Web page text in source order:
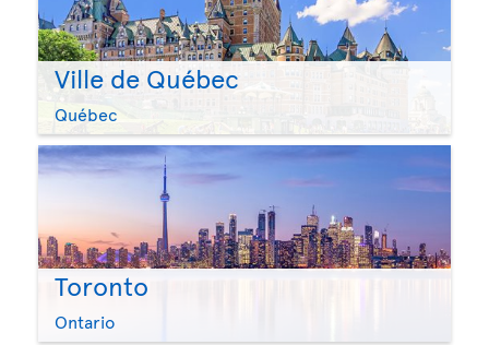
Ville de Québec
Québec
Toronto
Ontario